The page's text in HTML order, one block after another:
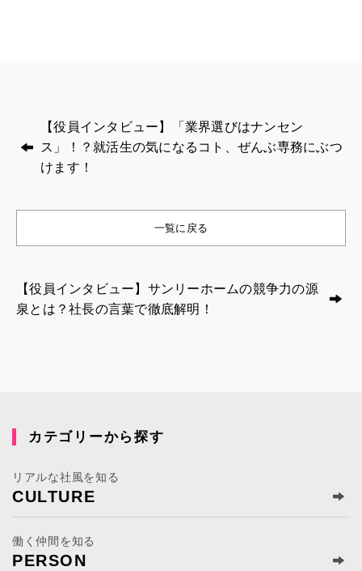
【役員インタビュー】「業界選びはナンセン
ス」！？就活生の気になるコト、ぜんぶ専務にぶつ
けます！
一覧に戻る
【役員インタビュー】サンリーホームの競争力の源
泉とは？社長の言葉で徹底解明！
カテゴリーから探す
リアルな社風を知る
CULTURE
働く仲間を知る
PERSON